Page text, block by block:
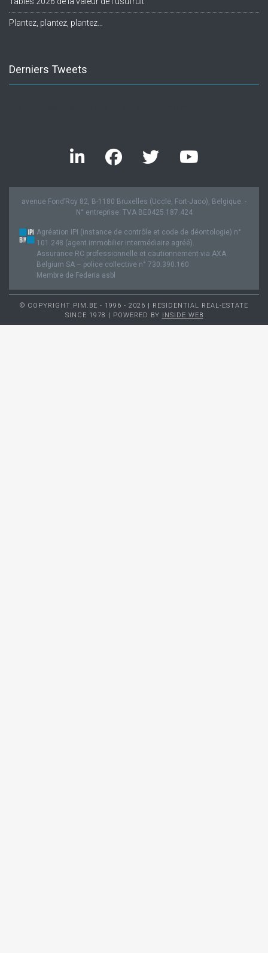
Plantez, plantez, plantez…
Derniers Tweets
avenue Fond’Roy 82, B-1180 Bruxelles (Uccle, Fort-Jaco), Belgique. -
N° entreprise: TVA BE0425.187.424
Agréation IPI (instance de contrôle et code de déontologie) n°
101.248 (agent immobilier intermédiaire agréé).
Assurance RC professionnelle et cautionnement via AXA
Belgium SA – police collective n° 730.390.160
Membre de Federia asbl
© COPYRIGHT PIM.BE - 1996 - 2026 | RESIDENTIAL REAL-ESTATE
SINCE 1978 | POWERED BY INSIDE WEB